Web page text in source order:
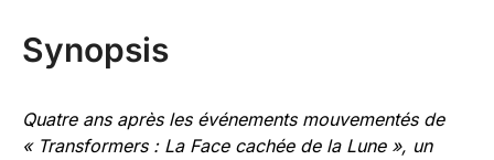
Synopsis
Quatre ans après les événements mouvementés de
« Transformers : La Face cachée de la Lune », un